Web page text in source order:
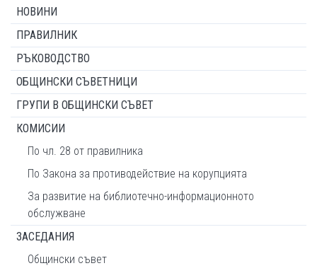
НОВИНИ
ПРАВИЛНИК
РЪКОВОДСТВО
ОБЩИНСКИ СЪВЕТНИЦИ
ГРУПИ В ОБЩИНСКИ СЪВЕТ
КОМИСИИ
По чл. 28 от правилника
По Закона за противодействие на корупцията
За развитие на библиотечно-информационното
обслужване
ЗАСЕДАНИЯ
Общински съвет